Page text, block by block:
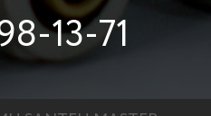
13-71